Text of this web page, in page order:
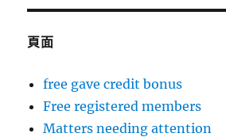
分
頁面
free gave credit bonus
Free registered members
Matters needing attention